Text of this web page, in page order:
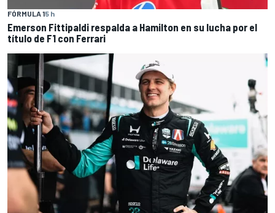
FÓRMULA 15 h
Emerson Fittipaldi respalda a Hamilton en su lucha por el
título de F1 con Ferrari